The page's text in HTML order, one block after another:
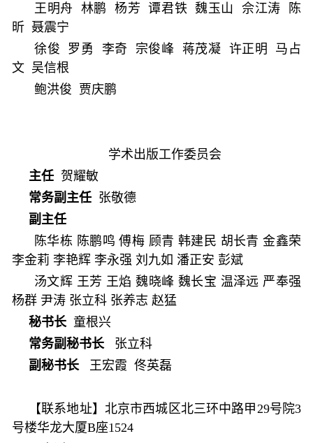
王明舟 林鹏 杨芳 谭君铁 魏玉山 佘江涛 陈
昕 聂震宁
徐俊 罗勇 李奇 宗俊峰 蒋茂凝 许正明 马占
文 吴信根
鲍洪俊 贾庆鹏
学术出版工作委员会
主任 贺耀敏
常务副主任 张敬德
副主任
陈华栋 陈鹏鸣 傅梅 顾青 韩建民 胡长青 金鑫荣
李金莉 李艳辉 李永强 刘九如 潘正安 彭斌
汤文辉 王芳 王焰 魏晓峰 魏长宝 温泽远 严奉强
杨群 尹涛 张立科 张养志 赵猛
秘书长 童根兴
常务副秘书长 张立科
副秘书长 王宏霞 佟英磊
【联系地址】 北京市西城区北三环中路甲29号院3
号楼华龙大厦B座1524